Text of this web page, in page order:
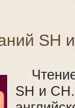
SH
Чтение
SH и